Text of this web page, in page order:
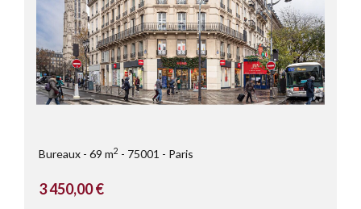
Bureaux 69 m2 75001 Paris
3 450,00 €